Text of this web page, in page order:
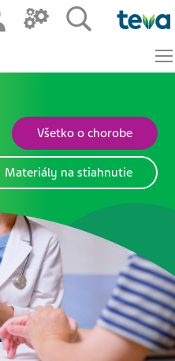
Všetko o chorobe
Materiály na stiahnutie